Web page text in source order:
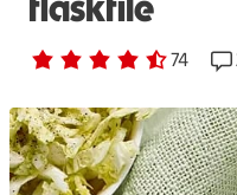
Betyg 4.2 av 5. 74
74 personer har röstat